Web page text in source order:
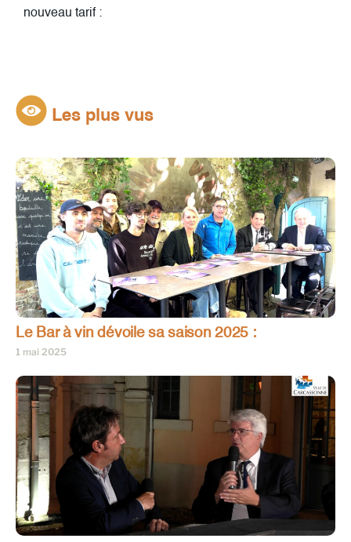
nouveau tarif :
Les plus vus
Le Bar à vin dévoile sa saison 2025 :
1 mai 2025